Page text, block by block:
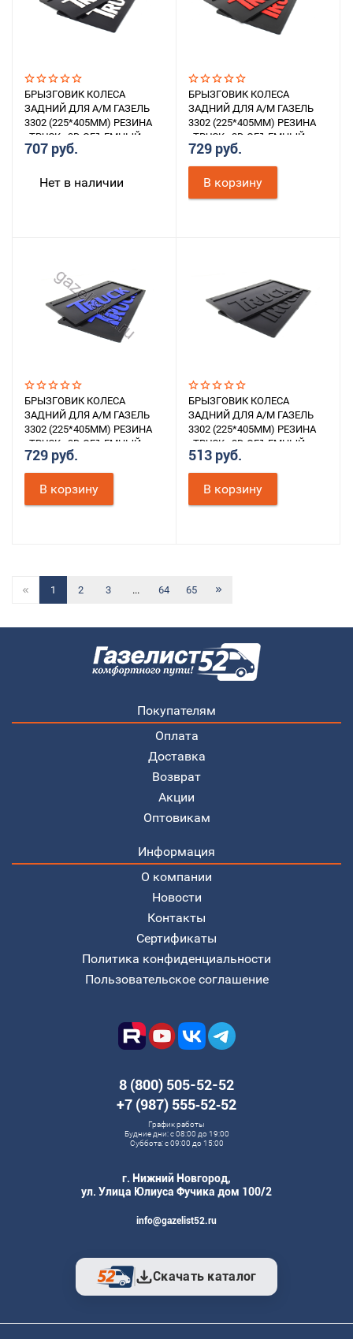
БРЫЗГОВИК КОЛЕСА
ЗАДНИЙ ДЛЯ А/М ГАЗЕЛЬ
3302 (225*405ММ) РЕЗИНА
«TRUCK» 3D ОБЪЕМНЫЙ
ТЕКСТ (БЕЛЫЙ) К-Т 2ШТ.
707 руб.
Нет в наличии
БРЫЗГОВИК КОЛЕСА
ЗАДНИЙ ДЛЯ А/М ГАЗЕЛЬ
3302 (225*405ММ) РЕЗИНА
«TRUCK» 3D ОБЪЕМНЫЙ
ТЕКСТ (КРАСНЫЙ) К-Т 2ШТ.
729 руб.
В корзину
БРЫЗГОВИК КОЛЕСА
ЗАДНИЙ ДЛЯ А/М ГАЗЕЛЬ
3302 (225*405ММ) РЕЗИНА
«TRUCK» 3D ОБЪЕМНЫЙ
ТЕКСТ (СИНИЙ) К-Т 2ШТ.
729 руб.
В корзину
БРЫЗГОВИК КОЛЕСА
ЗАДНИЙ ДЛЯ А/М ГАЗЕЛЬ
3302 (225*405ММ) РЕЗИНА
«TRUCK» 3D ОБЪЕМНЫЙ
ТЕКСТ (ЧЕРНЫЙ) К-Т 2ШТ.
513 руб.
В корзину
1 2 3 ... 64 65
Покупателям
Оплата
Доставка
Возврат
Акции
Оптовикам
Информация
О компании
Новости
Контакты
Сертификаты
Политика конфиденциальности
Пользовательское соглашение
8 (800) 505-52-52
+7 (987) 555‑52‑52
График работы
Будние дни: с 08:00 до 19:00
Суббота: с 09:00 до 15:00
г. Нижний Новгород,
ул. Улица Юлиуса Фучика дом 100/2
info@gazelist52.ru
Скачать каталог